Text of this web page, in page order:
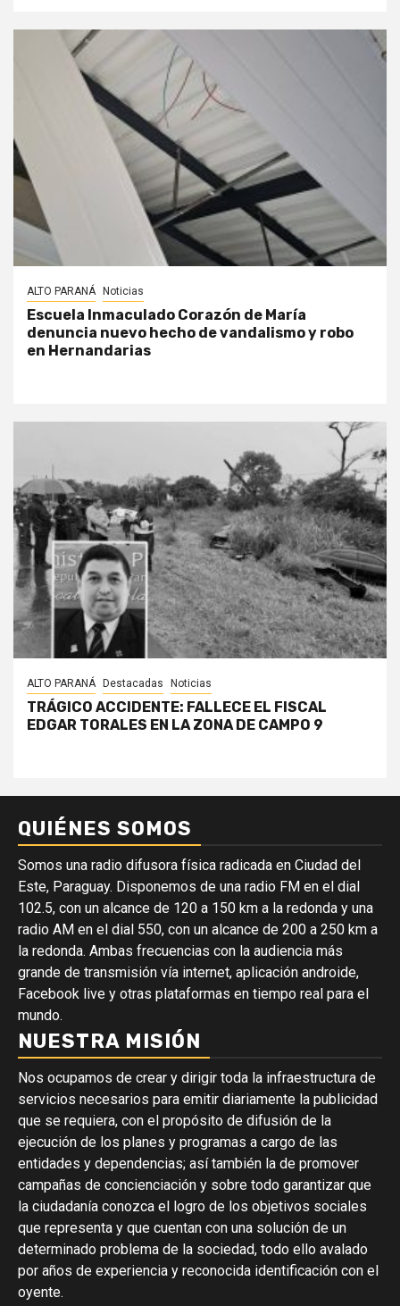
ALTO PARANÁ Noticias
Escuela Inmaculado Corazón de María
denuncia nuevo hecho de vandalismo y robo
en Hernandarias
ALTO PARANÁ Destacadas Noticias
TRÁGICO ACCIDENTE: FALLECE EL FISCAL
EDGAR TORALES EN LA ZONA DE CAMPO 9
QUIÉNES SOMOS
Somos una radio difusora física radicada en Ciudad del
Este, Paraguay. Disponemos de una radio FM en el dial
102.5, con un alcance de 120 a 150 km a la redonda y una
radio AM en el dial 550, con un alcance de 200 a 250 km a
la redonda. Ambas frecuencias con la audiencia más
grande de transmisión vía internet, aplicación androide,
Facebook live y otras plataformas en tiempo real para el
mundo.
NUESTRA MISIÓN
Nos ocupamos de crear y dirigir toda la infraestructura de
servicios necesarios para emitir diariamente la publicidad
que se requiera, con el propósito de difusión de la
ejecución de los planes y programas a cargo de las
entidades y dependencias; así también la de promover
campañas de concienciación y sobre todo garantizar que
la ciudadanía conozca el logro de los objetivos sociales
que representa y que cuentan con una solución de un
determinado problema de la sociedad, todo ello avalado
por años de experiencia y reconocida identificación con el
oyente.